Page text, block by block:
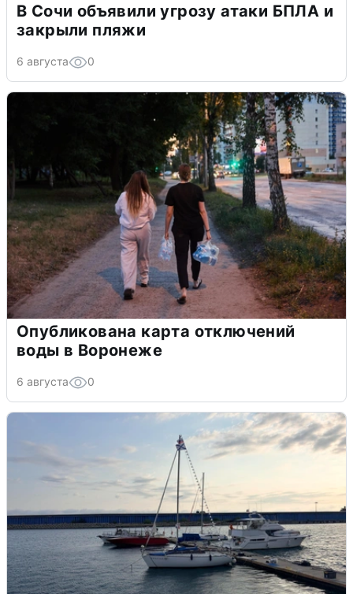
В Сочи объявили угрозу атаки БПЛА и
закрыли пляжи
6 августа 0
Опубликована карта отключений
воды в Воронеже
6 августа 0